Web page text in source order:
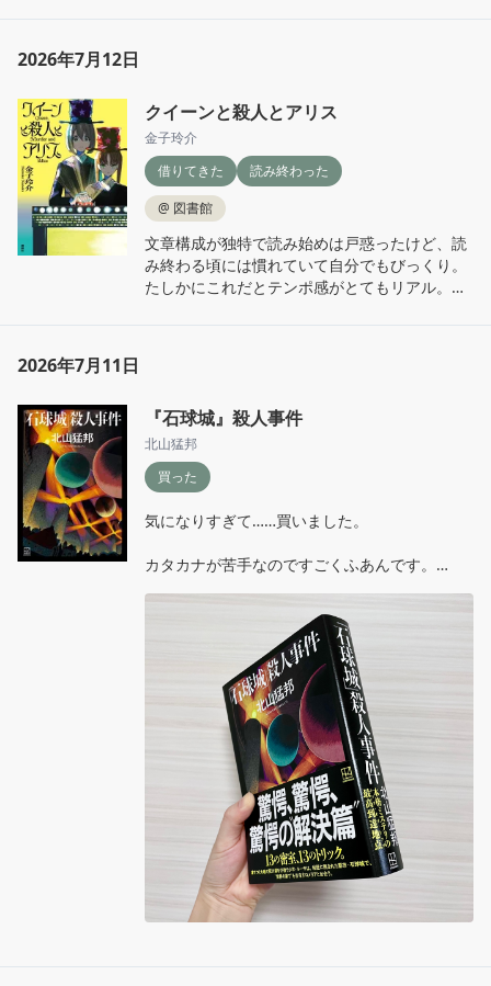
2026年7月12日
クイーンと殺人とアリス
金子玲介
借りてきた
読み終わった
@ 図書館
文章構成が独特で読み始めは戸惑ったけど、読
み終わる頃には慣れていて自分でもびっくり。
たしかにこれだとテンポ感がとてもリアル。で
☺️
2026年7月11日
『石球城』殺人事件
北山猛邦
買った
気になりすぎて……買いました。
カタカナが苦手なのですごくふあんです。
いつ読み始められるか分からないけど、応援し
ていてほしい😂